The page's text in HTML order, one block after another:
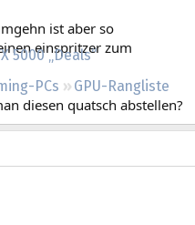
5000 „Deals“
PCs
GPU-Rangliste
ist aber so
einspritzer zum
diesen quatsch abstellen?